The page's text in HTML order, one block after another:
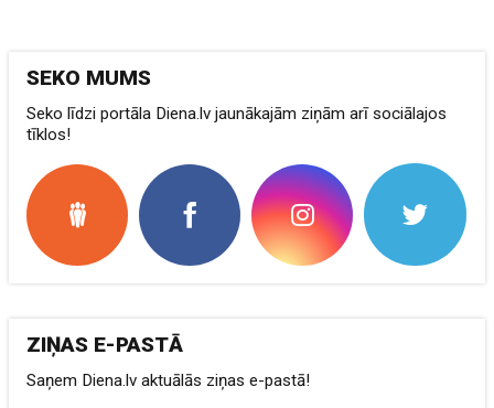
SEKO MUMS
Seko līdzi portāla Diena.lv jaunākajām ziņām arī sociālajos
tīklos!
ZIŅAS E-PASTĀ
Saņem Diena.lv aktuālās ziņas e-pastā!